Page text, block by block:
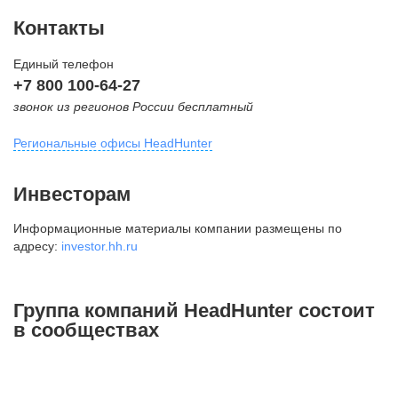
Контакты
Единый телефон
+7 800 100-64-27
звонок из регионов России бесплатный
Региональные офисы HeadHunter
внутригородская территория
Муниципальный округ Тверской,
2-я Брестская ул., д. 48,
+7 495 980-64-27
Инвесторам
Информационные материалы компании размещены по
адресу: investor.hh.ru
Группа компаний HeadHunter состоит
в сообществах